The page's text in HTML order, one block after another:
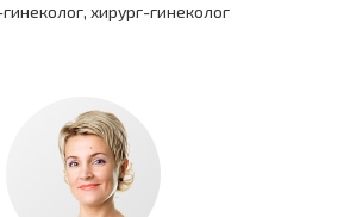
хирург-гинеколог